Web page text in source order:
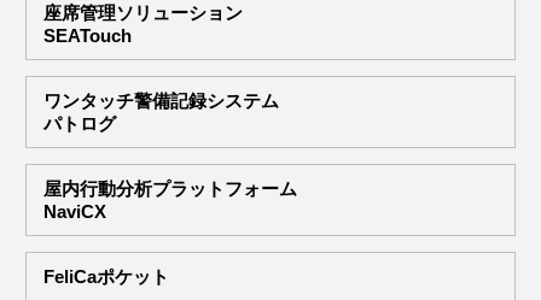
座席管理ソリューション
SEATouch
ワンタッチ警備記録システム
パトログ
屋内行動分析プラットフォーム
NaviCX
FeliCaポケット